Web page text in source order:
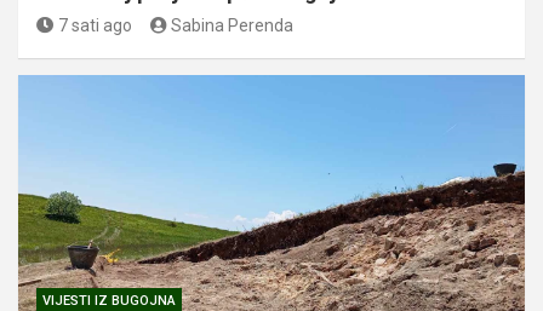
7 sati ago Sabina Perenda
VIJESTI IZ BUGOJNA